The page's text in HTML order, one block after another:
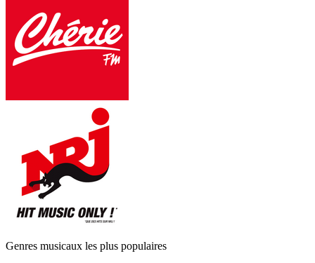
Genres musicaux les plus populaires